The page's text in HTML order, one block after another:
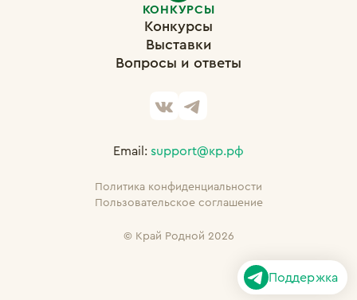
КОНКУРСЫ
Конкурсы
Выставки
Вопросы и ответы
Политика конфиденциальности
Пользовательское соглашение
Email: support@кр.рф
© Край Родной 2026
Поддержка